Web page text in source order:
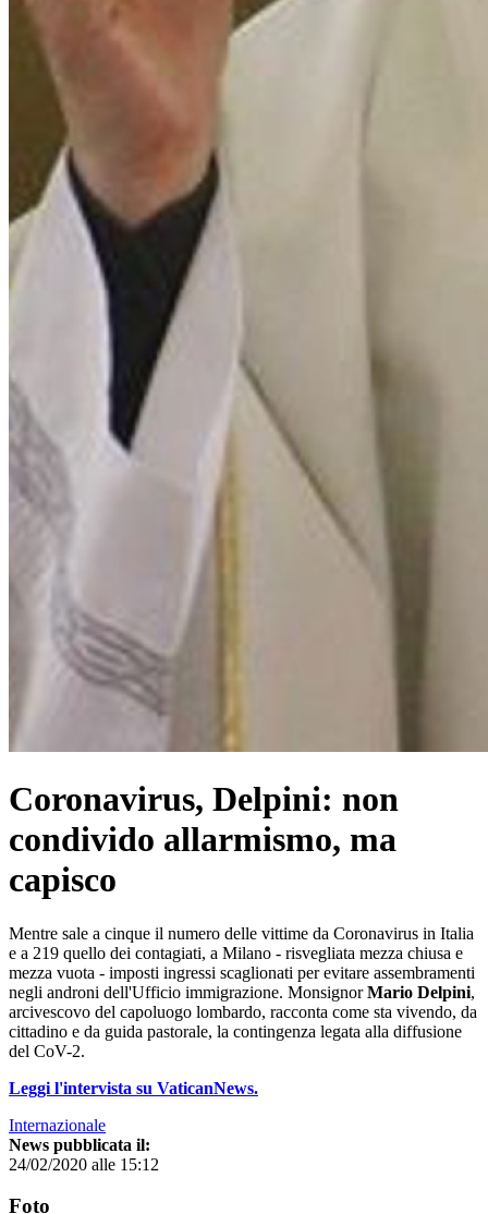
Coronavirus, Delpini: non
condivido allarmismo, ma
capisco
Mentre sale a cinque il numero delle vittime da Coronavirus in Italia
e a 219 quello dei contagiati, a Milano - risvegliata mezza chiusa e
mezza vuota - imposti ingressi scaglionati per evitare assembramenti
negli androni dell'Ufficio immigrazione. MonsignorMario Delpini,
arcivescovo del capoluogo lombardo, racconta come sta vivendo, da
cittadino e da guida pastorale, la contingenza legata alla diffusione
del CoV-2.
Leggi l'intervista su VaticanNews.
Internazionale
News pubblicata il:
24/02/2020 alle 15:12
Foto